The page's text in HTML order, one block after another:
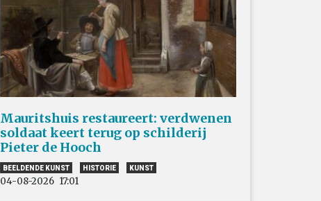
Mauritshuis restaureert: verdwenen
soldaat keert terug op schilderij
Pieter de Hooch
BEELDENDE KUNST HISTORIE KUNST
04-08-2026 17:01